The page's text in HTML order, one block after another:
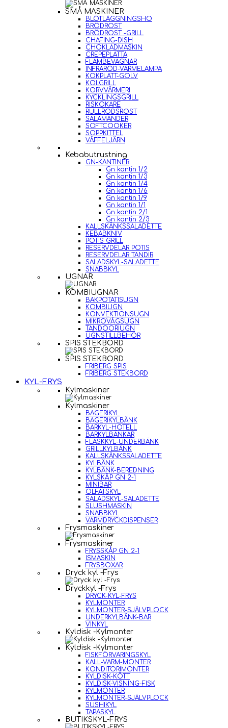
SMÅ MASKINER
BLÖTLÄGGNINGSHO
BRÖDROST
BRÖDROST -GRILL
CHAFING-DISH
CHOKLADMASKIN
CREPEPLATTA
FLAMBEVAGNAR
INFRARÖD-VÄRMELAMPA
KOKPLATT-GOLV
KOLGRILL
KORVVÄRMERI
KYCKLINGSGRILL
RISKOKARE
RULLRÖDSROST
SALAMANDER
SOFTCOOKER
SOPPKITTEL
VÅFFELJÄRN
Kebabutrustning
GN-KANTINER
Gn kantin 1/2
Gn kantin 1/3
Gn kantin 1/4
Gn kantin 1/6
Gn kantin 1/9
Gn kantin 1/1
Gn kantin 2/1
Gn kantin 2/3
KALLSKÄNKSSALADETTE
KEBABKNIV
POTIS GRILL
RESERVDELAR POTIS
RESERVDELAR TANDIR
SALADSKYL-SALADETTE
SNABBKYL
UGNAR
KOMBIUGNAR
BAKPOTATISUGN
KOMBIUGN
KONVEKTIONSUGN
MIKROVÅGSUGN
TANDOORIUGN
UGNSTILLBEHÖR
SPIS STEKBORD
SPIS STEKBORD
FRIBERG SPIS
FRIBERG STEKBORD
KYL-FRYS
Kylmaskiner
Kylmaskiner
BAGERIKYL
BAGERIKYLBÄNK
BARKYL-HOTELL
BARKYLBÄNKAR
FLASKKYL-UNDERBÄNK
GRILLKYLBÄNK
KALLSKÄNKSSALADETTE
KYLBÄNK
KYLBÄNK-BEREDNING
KYLSKÅP GN 2-1
MINIBAR
ÖLFATSKYL
SALADSKYL-SALADETTE
SLUSHMASKIN
SNABBKYL
VARMDRYCKDISPENSER
Frysmaskiner
Frysmaskiner
FRYSSKÅP GN 2-1
ISMASKIN
FRYSBOXAR
Dryck kyl -Frys
Dryckkyl -Frys
DRYCK-KYL-FRYS
KYLMONTER
KYLMONTER-SJÄLVPLOCK
UNDERKYLBÄNK-BAR
VINKYL
Kyldisk -Kylmonter
Kyldisk -Kylmonter
FISKFÖRVARINGSKYL
KALL-VARM-MONTER
KONDITORIMONTER
KYLDISK-KÖTT
KYLDISK-VISNING-FISK
KYLMONTER
KYLMONTER-SJÄLVPLOCK
SUSHIKYL
TAPASKYL
BUTIKSKYL-FRYS